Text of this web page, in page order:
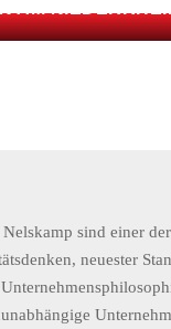
sind einer
neuester